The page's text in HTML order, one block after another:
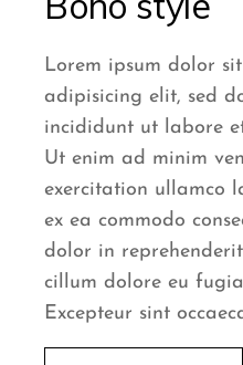
Lorem ipsum dolor
adipisicing elit, sed
incididunt ut labore
Ut enim ad minim
exercitation ullamco
ex ea commodo
dolor in
cillum dolore eu
Excepteur sint